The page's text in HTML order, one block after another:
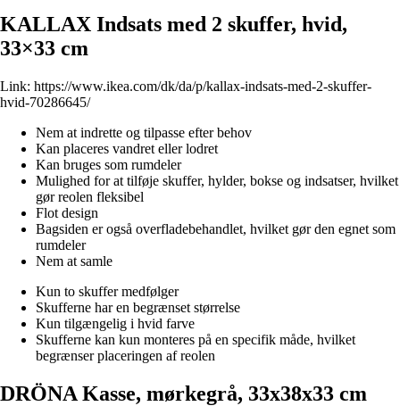
KALLAX Indsats med 2 skuffer, hvid,
33×33 cm
Link: https://www.ikea.com/dk/da/p/kallax-indsats-med-2-skuffer-
hvid-70286645/
Nem at indrette og tilpasse efter behov
Kan placeres vandret eller lodret
Kan bruges som rumdeler
Mulighed for at tilføje skuffer, hylder, bokse og indsatser, hvilket
gør reolen fleksibel
Flot design
Bagsiden er også overfladebehandlet, hvilket gør den egnet som
rumdeler
Nem at samle
Kun to skuffer medfølger
Skufferne har en begrænset størrelse
Kun tilgængelig i hvid farve
Skufferne kan kun monteres på en specifik måde, hvilket
begrænser placeringen af reolen
DRÖNA Kasse, mørkegrå, 33x38x33 cm